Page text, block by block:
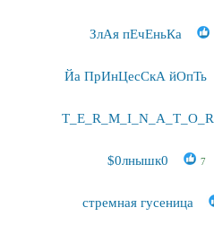
ЗлАя пЕчЕньКа
Йа ПрИнЦесСкА йОпТь
T_E_R_M_I_N_A_T_O_R
$0лнышк0 7
стремная гусеница